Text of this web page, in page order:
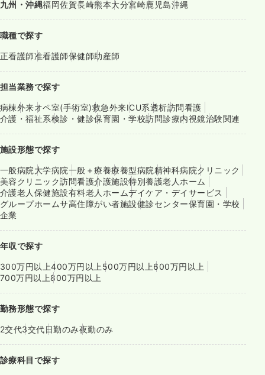
九州・沖縄福岡佐賀長崎熊本大分宮崎鹿児島沖縄
職種で探す
正看護師准看護師保健師助産師
担当業務で探す
病棟外来オペ室(手術室)救急外来ICU系透析訪問看護
介護・福祉系検診・健診保育園・学校訪問診療内視鏡治験関連
施設形態で探す
一般病院大学病院一般＋療養療養型病院精神科病院クリニック
美容クリニック訪問看護介護施設特別養護老人ホーム
介護老人保健施設有料老人ホームデイケア・デイサービス
グループホームサ高住障がい者施設健診センター保育園・学校
企業
年収で探す
300万円以上400万円以上 500万円以上600万円以上
700万円以上800万円以上
勤務形態で探す
2交代3交代日勤のみ夜勤のみ
診療科目で探す